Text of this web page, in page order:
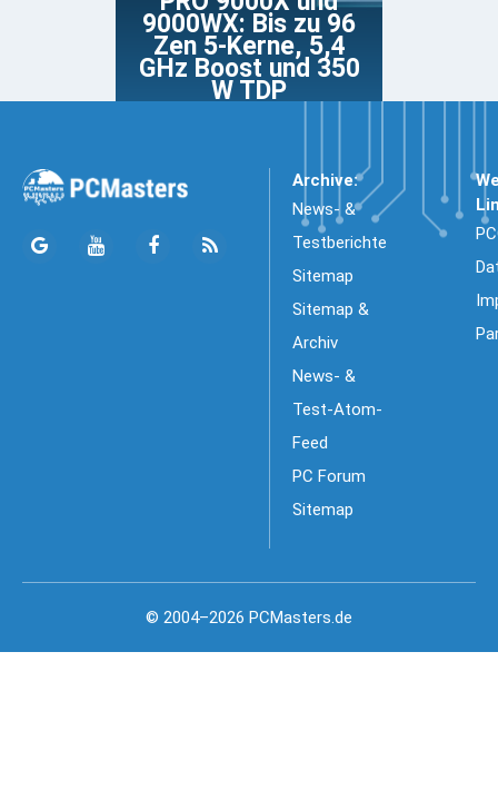
9000WX: Bis zu 96
Zen 5-Kerne, 5,4
GHz Boost und 350
W TDP
Archive:
News- &
Testberichte
Sitemap
Sitemap &
Archiv
News- &
Test-Atom-
Feed
PC Forum
Sitemap
© 2004–2026 PCMasters.de